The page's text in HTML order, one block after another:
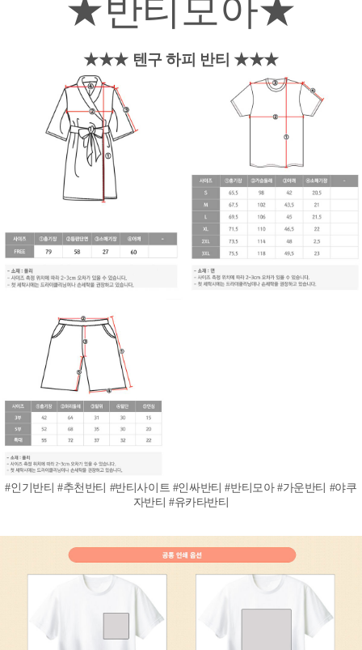
★반티모아★
★★★ 텐구 하피 반티 ★★★
#인기반티 #추천반티 #반티사이트 #인싸반티 #반티모아 #가운반티 #야쿠
자반티 #유카타반티